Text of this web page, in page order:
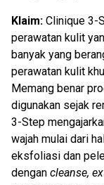
Klaim: Clinique 3-
perawatan kulit
banyak yang
perawatan kulit
Memang benar
digunakan sejak
3-Step
wajah mulai dari
eksfoliasi dan
dengan cleanse,